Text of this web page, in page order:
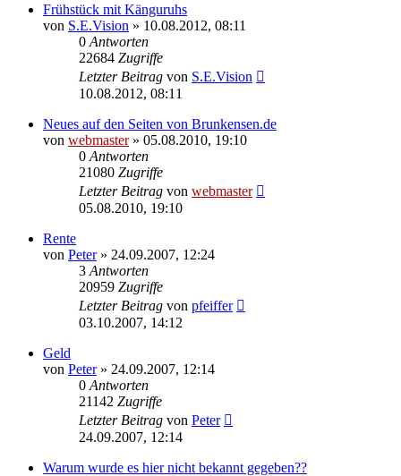
Frühstück mit Känguruhs
von S.E.Vision » 10.08.2012, 08:11
0 Antworten
22684 Zugriffe
Letzter Beitrag von S.E.Vision
10.08.2012, 08:11
Neues auf den Seiten von Brunkensen.de
von webmaster» 05.08.2010, 19:10
0 Antworten
21080 Zugriffe
Letzter Beitrag von webmaster
05.08.2010, 19:10
Rente
von Peter» 24.09.2007, 12:24
3 Antworten
20959 Zugriffe
Letzter Beitrag von pfeiffer
03.10.2007, 14:12
Geld
von Peter» 24.09.2007, 12:14
0 Antworten
21142 Zugriffe
Letzter Beitrag von Peter
24.09.2007, 12:14
Warum wurde es hier nicht bekannt gegeben??